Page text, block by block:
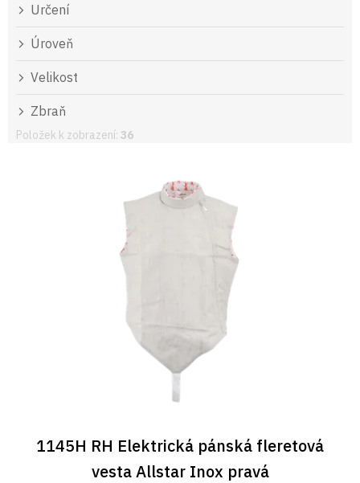
Určení
Úroveň
Velikost
Zbraň
Položek k zobrazení: 36
1145H RH Elektrická pánská fleretová
vesta Allstar Inox pravá